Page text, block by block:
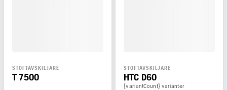
STOFTAVSKILJARE
T 7500
STOFTAVSKILJARE
HTC D60
{variantCount} varianter